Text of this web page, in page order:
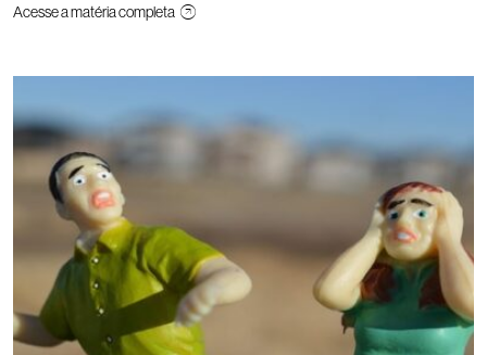
Acesse a matéria completa